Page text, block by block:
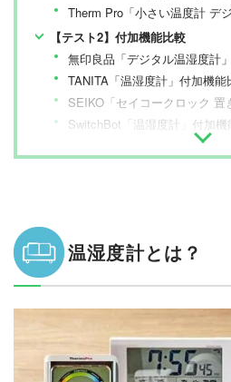
Therm Pro「小さい温度計 デ
【テスト2】付加機能比較
無印良品「デジタル温湿度計
TANITA「温湿度計」付加機能
SEIKO「セイコークロック
SwitchBot「温湿度計」付加機
dretec「O-271」付加機能比較
【ベストバイ】SEIKO「セイコー
目覚ましとして寝室にも置ける
【おすすめ2】SwitchBot「温湿
【おすすめ3】無印良品「デジタ
【おすすめ4】TANITA「温湿度
【おすすめ5】dretec「O-271」
温湿度計とは？